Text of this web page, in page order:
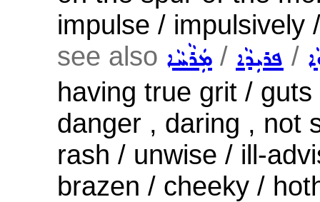
impulse / impulsively
see also ܡܲܪܵܚܵܐ / ܦܪܝܼܕܵܐ /
having true grit /
danger , daring , not
rash / unwise / ill-
brazen / cheeky /